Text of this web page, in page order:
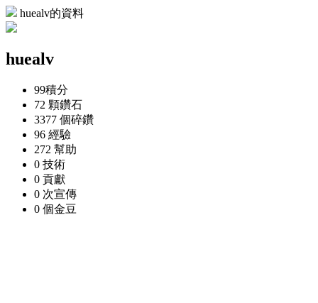
huealv的資料
huealv
99積分
72 顆鑽石
3377 個碎鑽
96 經驗
272 幫助
0 技術
0 貢獻
0 次宣傳
0 個金豆